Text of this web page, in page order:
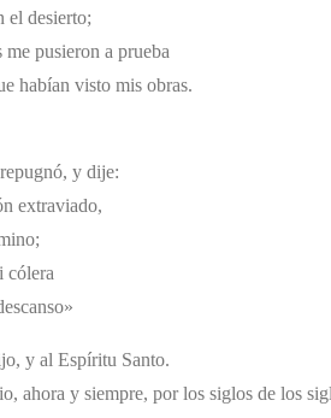
el desierto;
me pusieron a prueba
habían visto mis obras.
y dije:
extraviado,
cólera
y al Espíritu Santo.
ahora y siempre, por los siglos de los